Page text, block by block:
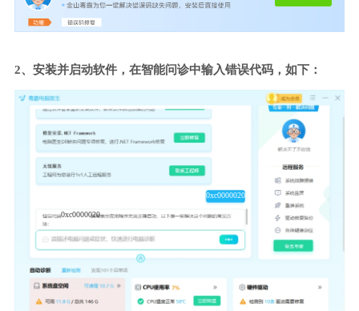
2、安装并启动软件，在智能问诊中输入错误代码，如下：
0xc0000020
0xc0000020